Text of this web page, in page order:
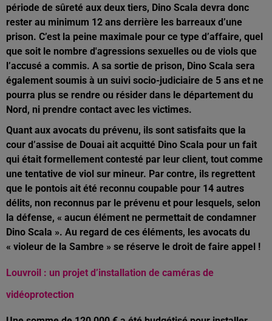
période de sûreté aux deux tiers, Dino Scala devra donc
rester au minimum 12 ans derrière les barreaux d’une
prison. C’est la peine maximale pour ce type d’affaire, quel
que soit le nombre d'agressions sexuelles ou de viols que
l’accusé a commis. A sa sortie de prison, Dino Scala sera
également soumis à un suivi socio-judiciaire de 5 ans et ne
pourra plus se rendre ou résider dans le département du
Nord, ni prendre contact avec les victimes.
Quant aux avocats du prévenu, ils sont satisfaits que la
cour d’assise de Douai ait acquitté Dino Scala pour un fait
qui était formellement contesté par leur client, tout comme
une tentative de viol sur mineur. Par contre, ils regrettent
que le pontois ait été reconnu coupable pour 14 autres
délits, non reconnus par le prévenu et pour lesquels, selon
la défense, « aucun élément ne permettait de condamner
Dino Scala ». Au regard de ces éléments, les avocats du
« violeur de la Sambre » se réserve le droit de faire appel !
Louvroil : un projet d’installation de caméras de
vidéoprotection